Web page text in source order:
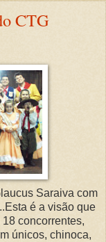
CTG
Saraiva com
é a visão que
concorrentes,
únicos, chinoca,